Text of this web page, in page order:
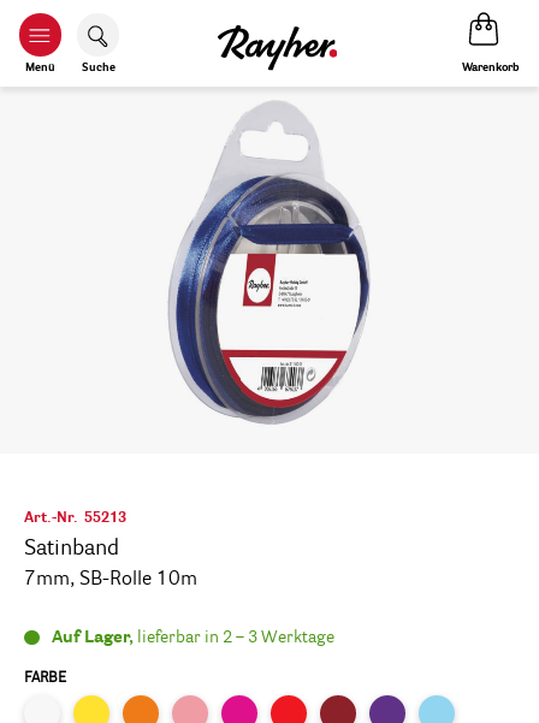
Menü Suche Warenkorb
Art.-Nr. 55213
Satinband
7mm, SB-Rolle 10m
Auf Lager, lieferbar in 2 – 3 Werktage
FARBE